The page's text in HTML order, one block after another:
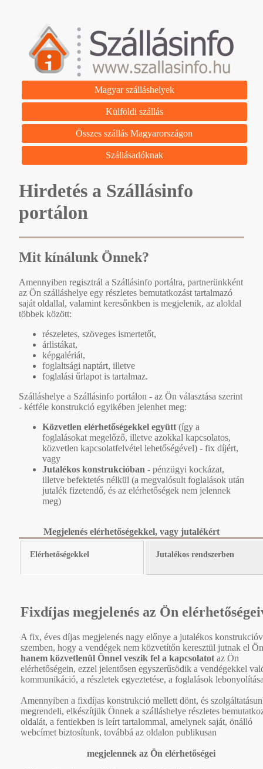
Magyar szálláshelyek
Külföldi szállás
Összes szállás Magyarországon
Szállásadóknak
Hirdetés a Szállásinfo
portálon
Mit kínálunk Önnek?
Amennyiben regisztrál a Szállásinfo portálra, partnerünkként
az Ön szálláshelye egy részletes bemutatkozást tartalmazó
saját oldallal, valamint keresőnkben is megjelenik, az aloldal
többek között:
részeletes, szöveges ismertetőt,
árlistákat,
képgalériát,
foglaltsági naptárt, illetve
foglalási űrlapot is tartalmaz.
Szálláshelye a Szállásinfo portálon - az Ön választása szerint
- kétféle konstrukció egyikében jelenhet meg:
Közvetlen elérhetőségekkel együtt (így a
foglalásokat megelőző, illetve azokkal kapcsolatos,
közvetlen kapcsolatfelvétel lehetőségével) - fix díjért,
vagy
Jutalékos konstrukcióban - pénzügyi kockázat,
illetve befektetés nélkül (a megvalósult foglalások után
jutalék fizetendő, és az elérhetőségek nem jelennek
meg)
Megjelenés elérhetőségekkel, vagy jutalékért
Elérhetőségekkel Jutalékos rendszerben
Fixdíjas megjelenés az Ön
A fix, éves díjas megjelenés nagy előnye a jutalékos
szemben, hogy a vendégek nem közvetítőn keresztül jutnak el
hanem közvetlenül Önnel veszik fel a kapcsolatot az Ön
elérhetőségein, ezzel jelentősen egyszerűsödik a vendégekkel
kommunikáció, a részletek egyeztetése, a foglalások
Amennyiben a fixdíjas konstrukció mellett dönt, és
megrendeli, elkészítjük Önnek a szálláshelye részletes
oldalát, a fentiekben is leírt tartalommal, amelynek saját, önálló
webcímet biztosítunk, továbbá az oldalon publikusan
megjelennek az Ön elérhetőségei